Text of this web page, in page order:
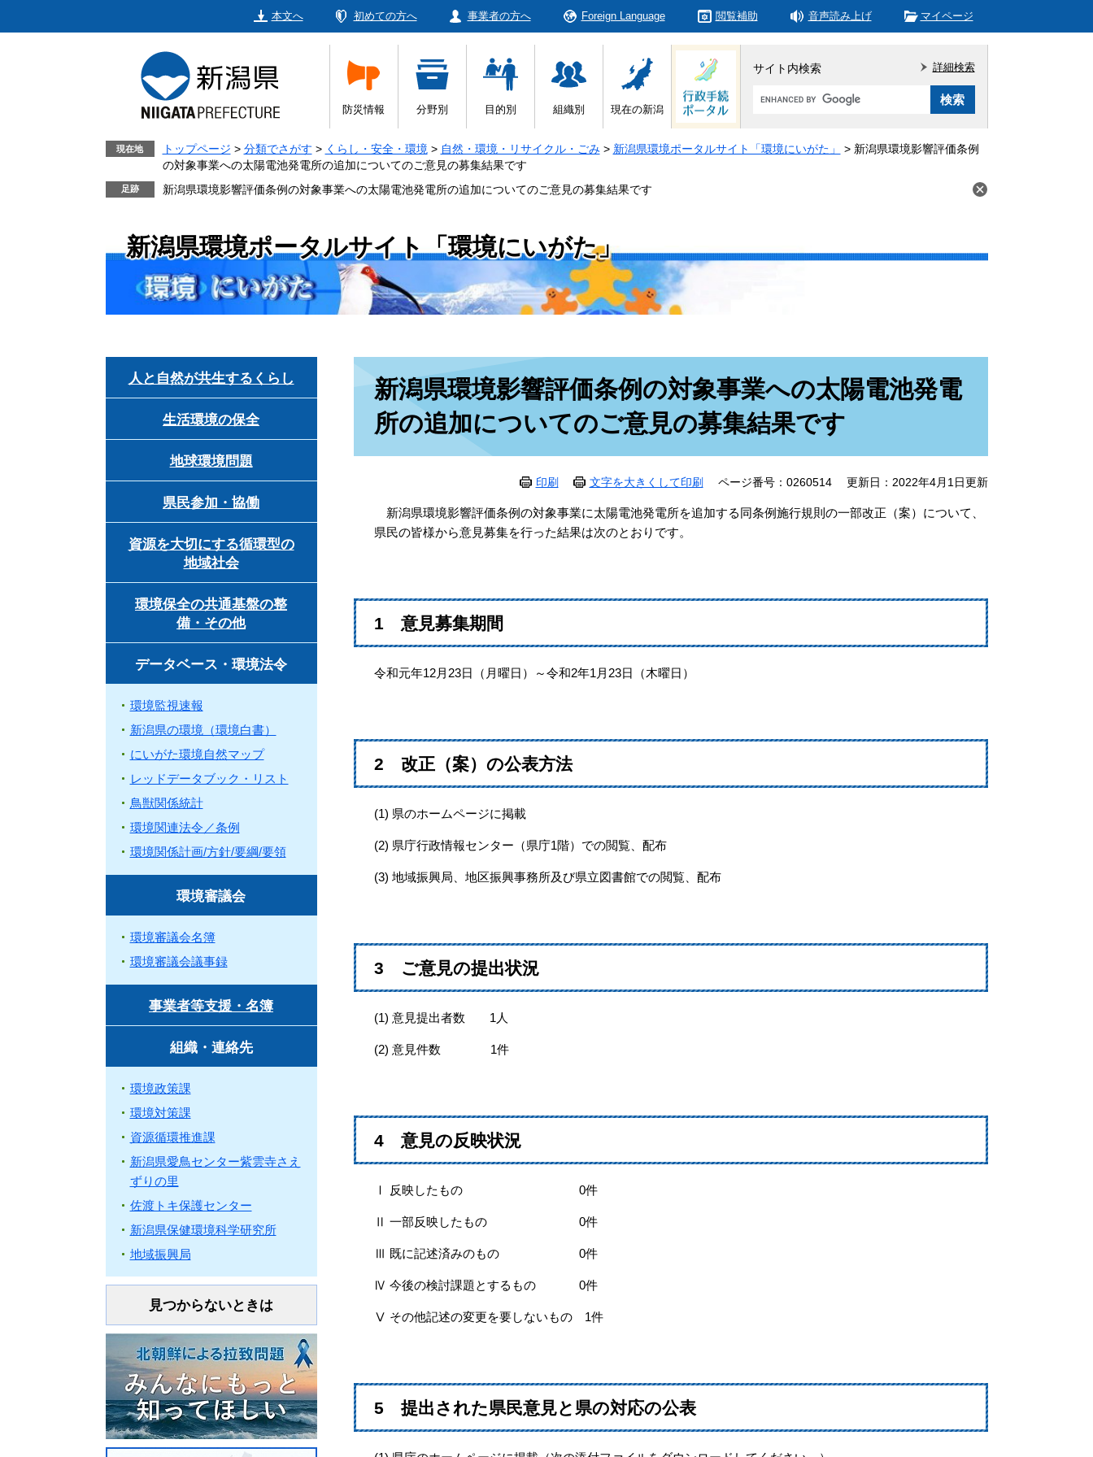
本文へ 初めての方へ 事業者の方へ Foreign Language 閲覧補助 音声読み上げ マイページ
防災情報 分野別 目的別 組織別 現在の新潟
サイト内検索
Google
タ
ム
詳細検索
現在地 トップページ > 分類でさがす > くらし・安全・環境 > 自然・環境・リサイクル・ごみ > 新潟県環境ポータルサイト「環境にいがた」 > 新潟県環境影響評価条例
の対象事業への太陽電池発電所の追加についてのご意見の募集結果です
新潟県環境影響評価条例の対象事業への太陽電池発電所の追加についてのご意見の募集結果です
新潟県環境ポータルサイト「環境にいがた」
新潟県環境影響評価条例の対象事業への太陽電池発電
所の追加についてのご意見の募集結果です
印刷 文字を大きくして印刷 ページ番号：0260514 更新日：2022年4月1日更新
新潟県環境影響評価条例の対象事業に太陽電池発電所を追加する同条例施行規則の一部改正（案）について、
県民の皆様から意見募集を行った結果は次のとおりです。
1 意見募集期間
令和元年12月23日（月曜日）～令和2年1月23日（木曜日）
2 改正（案）の公表方法
(1) 県のホームページに掲載
(2) 県庁行政情報センター（県庁1階）での閲覧、配布
(3) 地域振興局、地区振興事務所及び県立図書館での閲覧、配布
3 ご意見の提出状況
(1) 意見提出者数 1人
(2) 意見件数 1件
4 意見の反映状況
Ⅰ 反映したもの 0件
Ⅱ 一部反映したもの 0件
Ⅲ 既に記述済みのもの 0件
Ⅳ 今後の検討課題とするもの 0件
Ⅴ その他記述の変更を要しないもの 1件
5 提出された県民意見と県の対応の公表
人と自然が共生するくらし
生活環境の保全
地球環境問題
県民参加・協働
資源を大切にする循環型の
地域社会
環境保全の共通基盤の整
備・その他
データベース・環境法令
環境監視速報
新潟県の環境（環境白書）
にいがた環境自然マップ
レッドデータブック・リスト
鳥獣関係統計
環境関連法令／条例
環境関係計画/方針/要綱/要領
環境審議会
環境審議会名簿
環境審議会議事録
事業者等支援・名簿
組織・連絡先
環境政策課
環境対策課
資源循環推進課
新潟県愛鳥センター紫雲寺さえ
ずりの里
佐渡トキ保護センター
新潟県保健環境科学研究所
地域振興局
見つからないときは